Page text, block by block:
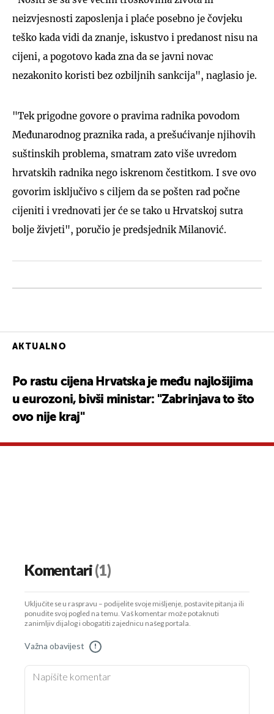
neizvjesnosti zaposlenja i plaće posebno je čovjeku
teško kada vidi da znanje, iskustvo i predanost nisu na
cijeni, a pogotovo kada zna da se javni novac
nezakonito koristi bez ozbiljnih sankcija", naglasio je.
"Tek prigodne govore o pravima radnika povodom
Međunarodnog praznika rada, a prešućivanje njihovih
suštinskih problema, smatram zato više uvredom
hrvatskih radnika nego iskrenom čestitkom. I sve ovo
govorim isključivo s ciljem da se pošten rad počne
cijeniti i vrednovati jer će se tako u Hrvatskoj sutra
bolje živjeti", poručio je predsjednik Milanović.
AKTUALNO
Po rastu cijena Hrvatska je među najlošijima
u eurozoni, bivši ministar: "Zabrinjava to što
ovo nije kraj"
Komentari(1)
Uključite se u raspravu – podijelite svoje mišljenje, postavite pitanja ili
ponudite svoj pogled na temu. Vaš komentar može potaknuti
zanimljiv dijalog i obogatiti zajednicu našeg portala.
Važna obavijest !